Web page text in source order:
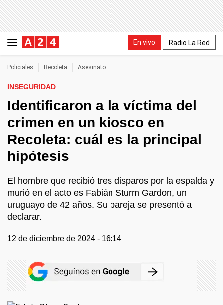
En vivo Radio La Red
Policiales Recoleta Asesinato
INSEGURIDAD
Identificaron a la víctima del
crimen en un kiosco en
Recoleta: cuál es la principal
hipótesis
El hombre que recibió tres disparos por la espalda y
murió en el acto es Fabián Sturm Gardon, un
uruguayo de 42 años. Su pareja se presentó a
declarar.
12 de diciembre de 2024 - 16:14